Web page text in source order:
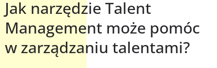
Jak narzędzie Talent
Management może pomóc
w zarządzaniu talentami?